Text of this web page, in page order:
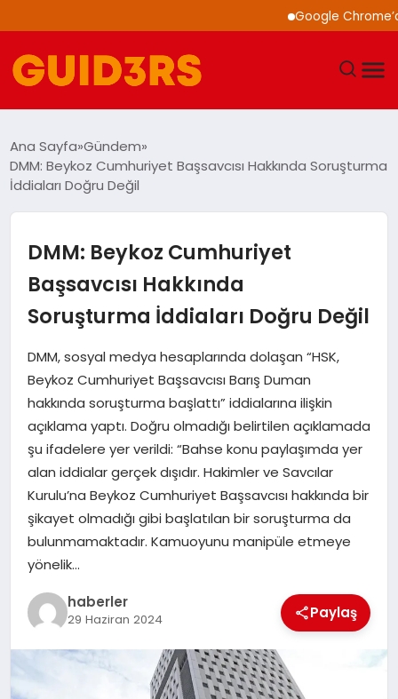
Google Chrome’a
YAŞAM
SAĞLIK
EKONOMI
MAGAZIN
EĞITIM
Ana Sayfa Gündem
DMM: Beykoz Cumhuriyet Başsavcısı Hakkında Soruşturma
İddiaları Doğru Değil
DMM: Beykoz Cumhuriyet
Başsavcısı Hakkında
Soruşturma İddiaları Doğru Değil
DMM, sosyal medya hesaplarında dolaşan “HSK,
Beykoz Cumhuriyet Başsavcısı Barış Duman
hakkında soruşturma başlattı” iddialarına ilişkin
açıklama yaptı. Doğru olmadığı belirtilen açıklamada
şu ifadelere yer verildi: “Bahse konu paylaşımda yer
alan iddialar gerçek dışıdır. Hakimler ve Savcılar
Kurulu’na Beykoz Cumhuriyet Başsavcısı hakkında bir
şikayet olmadığı gibi başlatılan bir soruşturma da
bulunmamaktadır. Kamuoyunu manipüle etmeye
yönelik…
haberler
29 Haziran 2024 Paylaş